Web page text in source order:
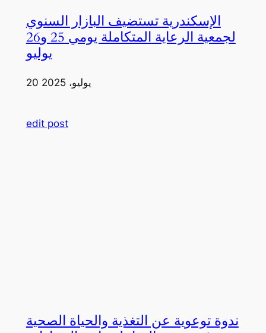
الإسكندرية تستضيف البازار السنوي
لجمعية الرعاية المتكاملة يومي 25 و26
يوليو
20 يوليو، 2025
edit post
ندوة توعوية عن التغذية والحياة الصحية